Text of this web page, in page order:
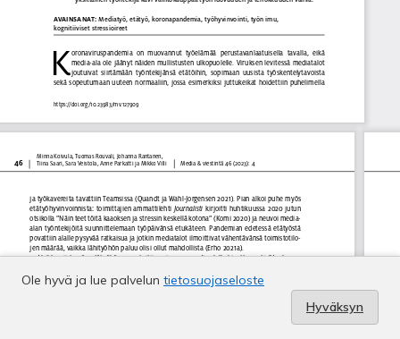
Ole hyvä ja lue palvelun tietosuojaseloste
Hyväksyn